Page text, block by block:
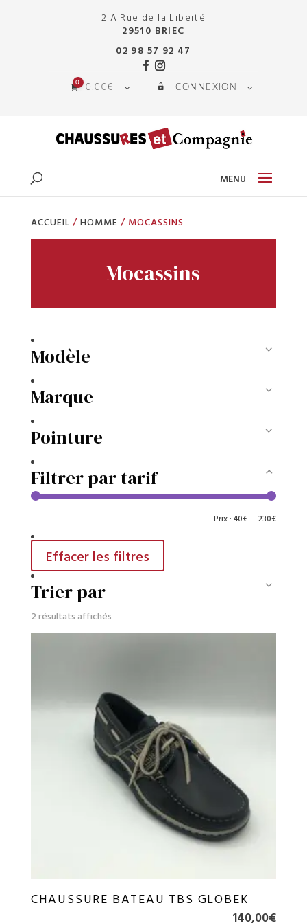
2 A Rue de la Liberté
29510 BRIEC
02 98 57 92 47
0 0,00€ CONNEXION
ACCUEIL /HOMME / MOCASSINS
Mocassins
Modèle
Marque
Pointure
Filtrer par tarif
Prix
Prix
Prix :40€—230€
Effacer les filtres
Trier par
2 résultats affichésTrié
du
plus
ancien
CHAUSSURE BATEAU TBS GLOBEK
140,00€